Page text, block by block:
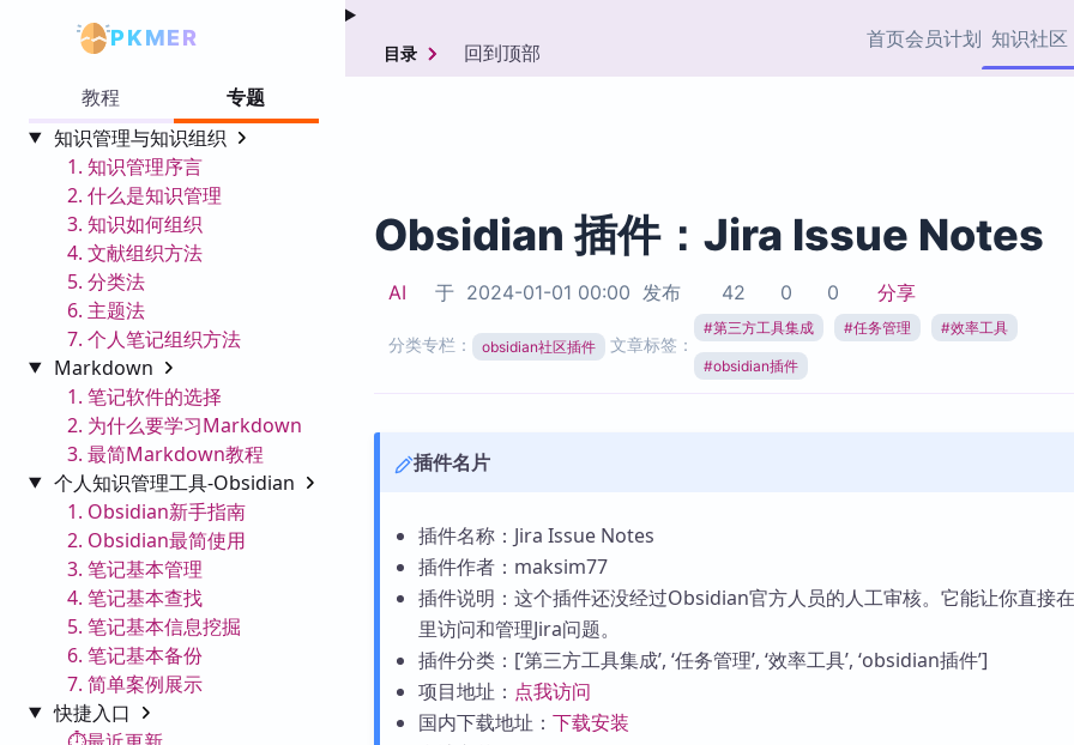
PKMER 首页会员计划 知识社区
协作者
热门链接Top5
载
加速访问 Obsidian 官方
市场
Zotero 插件
教程
专题
知识管理与知识组织
1. 知识管理序言
2. 什么是知识管理
3. 知识如何组织
4. 文献组织方法
5. 分类法
6. 主题法
7. 个人笔记组织方法
Markdown
1. 笔记软件的选择
2. 为什么要学习Markdown
3. 最简Markdown教程
个人知识管理工具-Obsidian
1. Obsidian新手指南
2. Obsidian最简使用
3. 笔记基本管理
4. 笔记基本查找
5. 笔记基本信息挖掘
6. 笔记基本备份
7. 简单案例展示
快捷入口
目录 回到顶部
Obsidian 插件：Jira Issue Notes
AI 于 2024-01-01 00:00 发布 42 0 0 分享
分类专栏： obsidian社区插件 文章标签：
#第三方工具集成 #任务管理 #效率工具
#obsidian插件
插件名片
插件名称：Jira Issue Notes
插件作者：maksim77
插件说明：这个插件还没经过Obsidian官方人员的人工审核。它能让你直接
里访问和管理Jira问题。
插件分类：[‘第三方工具集成’, ‘任务管理’, ‘效率工具’, ‘obsidian插件’]
项目地址： 点我访问
国内下载地址： 下载安装